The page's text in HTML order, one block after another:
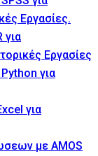
Εργασίες.
για
Εργασίες
για
για
με AMOS